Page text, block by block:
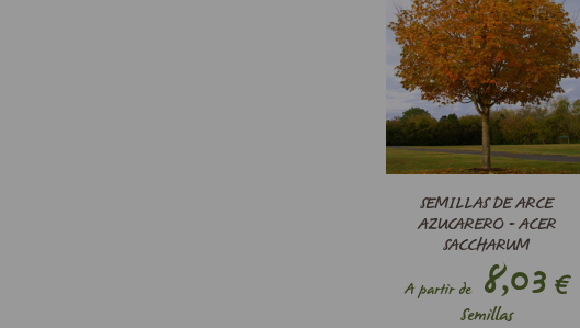
SEMILLAS DE ARCE
AZUCARERO - ACER
SACCHARUM
A partir de8,03€
Semillas